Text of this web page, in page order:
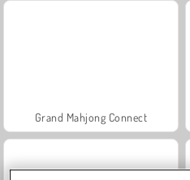
Grand Mahjong Connect